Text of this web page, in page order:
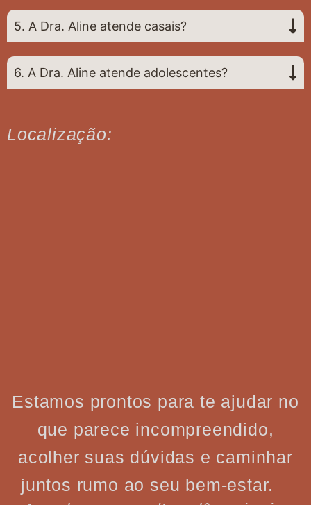
5. A Dra. Aline atende casais?
6. A Dra. Aline atende adolescentes?
Localização:
Estamos prontos para te ajudar no
que parece incompreendido,
acolher suas dúvidas e caminhar
juntos rumo ao seu bem-estar.